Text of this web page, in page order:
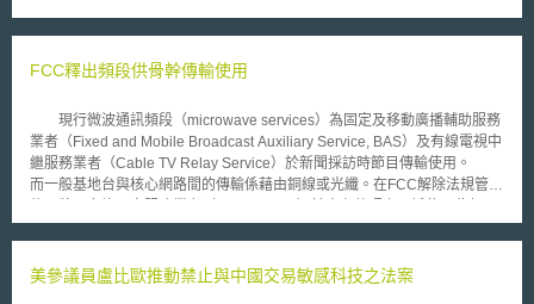
值，以及在加速城市中的都會平台過程中，要付出什麼樣的代價等議題。
公車、提醒視力受損者，道路上有障礙物的智慧應用程式、能夠辨識在範圍
飛機、物流和都會區內遞送服務等等創意新點子。 「智慧城市」一
詞，意味著一個能夠合於未來發展的都會，同時轉變為一個可以在提升資源
以及能源效率的同時，還能夠減少對於生態衝擊的環境。而歐洲的智慧城市
發展，主要是在「歐洲2020戰略」（Europe 2020）中，由歐盟執行委員
會所實施的「歐洲創新夥伴計畫」（The European Innovation
發展：（一）以城市需求為導向的發展，使得能快速地適應都會平台；
向發展；（三）在信任的基礎上所建立的標準化導向發展。 歐盟於
FCC釋出頻段供骨幹傳輸使用
現行微波通訊頻段（microwave services）為固定及移動廣播輔助服務
業者（Fixed and Mobile Broadcast Auxiliary Service, BAS）及有線電視中
繼服務業者（Cable TV Relay Service）於新聞採訪時節目傳輸使用。
而一般基地台與核心網路間的傳輸係藉由銅線或光纖。在FCC解除法規管制
段，而不會造成既有業者的干擾。可使用6875-7125 MHz及12700-13100
mile）使用，並可加快4G網路佈建目標。FCC估計此範圍涵蓋50%國土面
美參議員盧比歐推動禁止與中國交易敏感科技之法案